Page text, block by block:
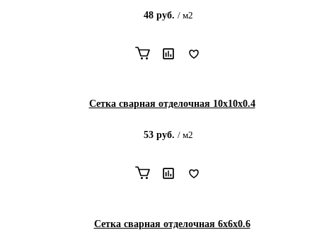
48 руб. / м2
Сетка сварная отделочная 10х10х0.4
53 руб. / м2
Сетка сварная отделочная 6х6х0.6